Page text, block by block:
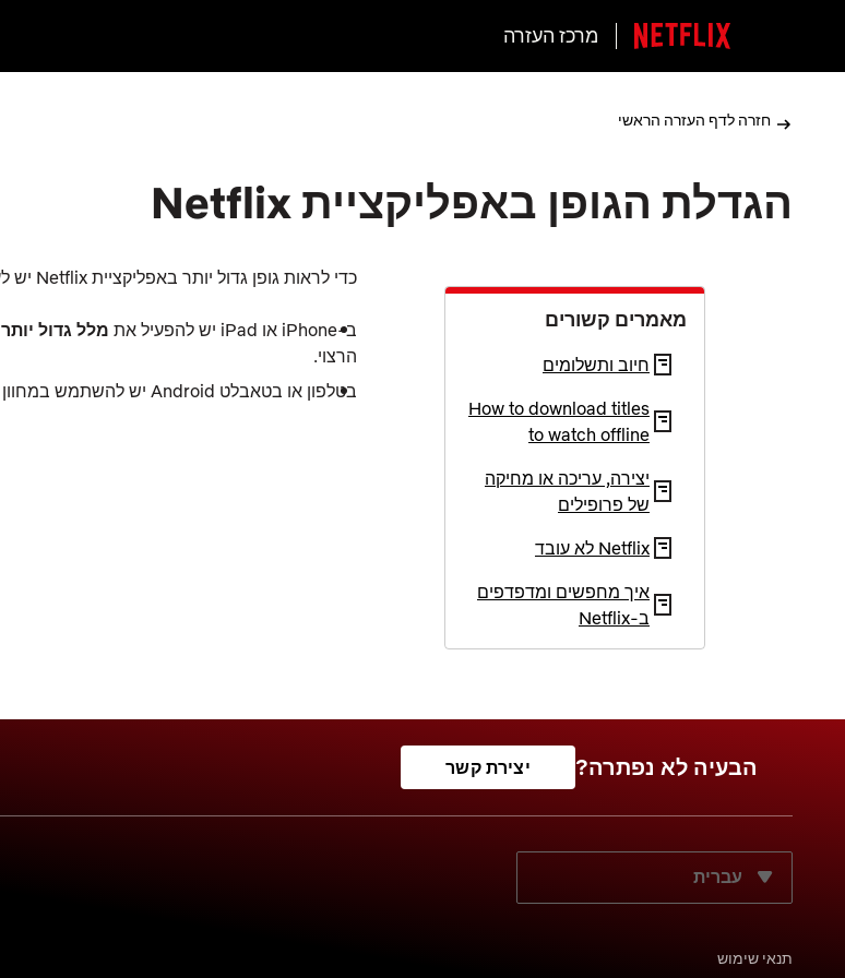
מרכז העזרה
חזרה לדף העזרה הראשי
הגדלת הגופן באפליקציית Netflix
כדי לראות גופן גדול יותר באפליקציית Netflix יש לעדכן את הגדרות הנגישות במכשיר iOS או Android.
ב‑iPhone או iPad יש להפעיל את מלל גדול יותר
הרצוי.
בטלפון או בטאבלט Android יש להשתמש במחוון של
מאמרים קשורים
חיוב ותשלומים
How to download titles
to watch offline
יצירה, עריכה או מחיקה
של פרופילים
Netflix לא עובד
איך מחפשים ומדפדפים
ב‑Netflix
הבעיה לא נפתרה? יצירת קשר
מה שפת התצוגה הרצויה?
תנאי שימוש